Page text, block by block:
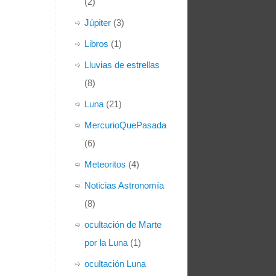
Júpiter (3)
Libros (1)
Lluvias de estrellas
(8)
Luna (21)
MercurioQuePasada
(6)
Meteoritos (4)
Noticias Astronomía
(8)
ocultación de Marte
por la Luna (1)
ocultación Luna